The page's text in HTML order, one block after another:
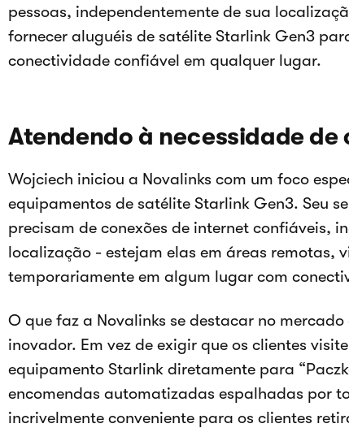
pessoas, independentemente de sua
fornecer aluguéis de satélite Starlink Gen3
conectividade confiável em qualquer lugar.
Atendendo à necessidade
Wojciech iniciou a Novalinks com um foco
equipamentos de satélite Starlink Gen3. Seu
precisam de conexões de internet confiáveis,
localização - estejam elas em áreas remotas,
temporariamente em algum lugar com
O que faz a Novalinks se destacar no
inovador. Em vez de exigir que os clientes
equipamento Starlink diretamente para
encomendas automatizadas espalhadas por
incrivelmente conveniente para os clientes